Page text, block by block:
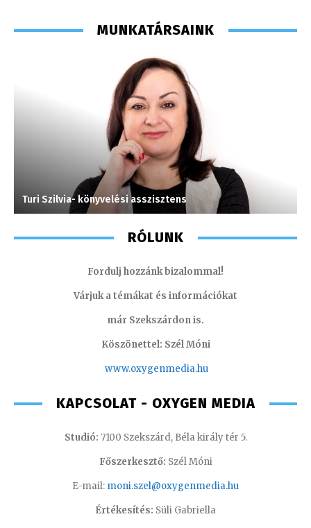
MUNKATÁRSAINK
Turi Szilvia- könyvelési asszisztens
RÓLUNK
Fordulj hozzánk bizalommal!
Várjuk a témákat és információkat
már Szekszárdon is.
Köszönettel: Szél Móni
www.oxygenmedia.hu
KAPCSOLAT - OXYGEN MEDIA
Studió: 7100 Szekszárd, Béla király tér 5.
Főszerkesztő: Szél Móni
E-mail: moni.szel@oxygenmedia.hu
Értékesítés: Süli Gabriella